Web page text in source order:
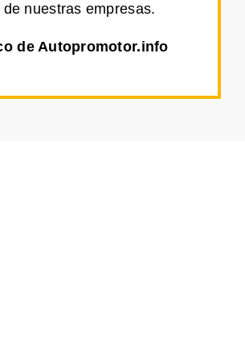
de nuestras empresas.
de Autopromotor.info